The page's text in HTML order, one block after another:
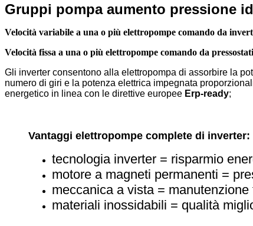
Gruppi pompa aumento pressione
Velocità variabile a una o più elettropompe comando da
Velocità fissa a una o più elettropompe comando da pressostati
Gli inverter consentono alla elettropompa di assorbire la
numero di giri e la potenza elettrica impegnata
energetico in linea con le direttive europee Erp-ready;
Vantaggi elettropompe complete di inverter:
tecnologia inverter = risparmio
motore a magneti permanenti =
meccanica a vista = manutenzione
materiali inossidabili = qualità